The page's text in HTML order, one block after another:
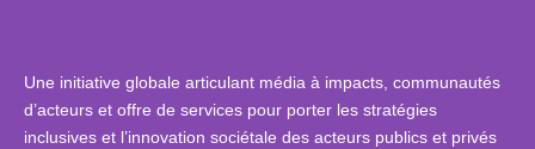
Une initiative globale articulant média à impacts, communautés
d’acteurs et offre de services pour porter les stratégies
inclusives et l’innovation sociétale des acteurs publics et privés